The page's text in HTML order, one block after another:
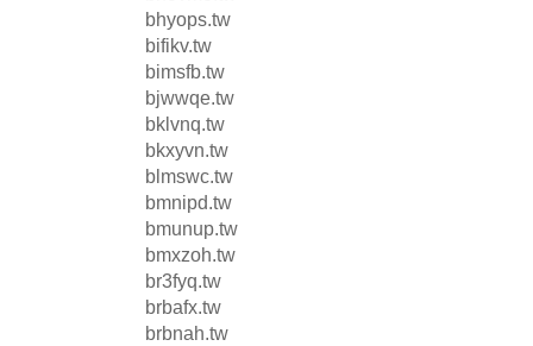
bhyops.tw
bifikv.tw
bimsfb.tw
bjwwqe.tw
bklvnq.tw
bkxyvn.tw
blmswc.tw
bmnipd.tw
bmunup.tw
bmxzoh.tw
br3fyq.tw
brbafx.tw
brbnah.tw